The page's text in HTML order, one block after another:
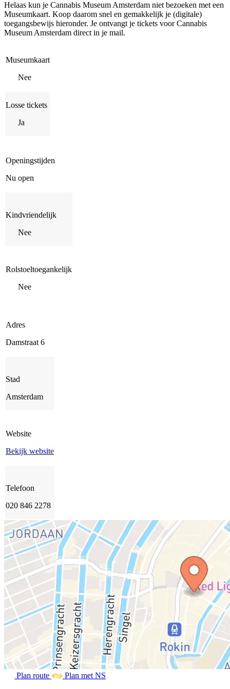
Helaas kun je Cannabis Museum Amsterdam niet bezoeken met een
Museumkaart. Koop daarom snel en gemakkelijk je (digitale)
toegangsbewijs hieronder. Je ontvangt je tickets voor Cannabis
Museum Amsterdam direct in je mail.
Museumkaart
Nee
Losse tickets
Ja
Openingstijden
Nu open
Kindvriendelijk
Nee
Rolstoeltoegankelijk
Nee
Adres
Damstraat 6
Stad
Amsterdam
Website
Bekijk website
Telefoon
020 846 2278
Plan route
Plan met NS